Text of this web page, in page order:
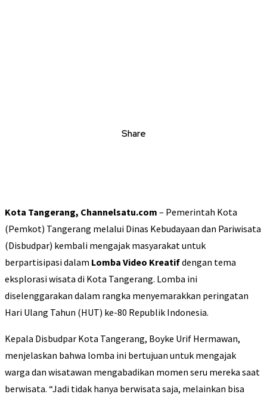
Share
Kota Tangerang, Channelsatu.com – Pemerintah Kota
(Pemkot) Tangerang melalui Dinas Kebudayaan dan Pariwisata
(Disbudpar) kembali mengajak masyarakat untuk
berpartisipasi dalam Lomba Video Kreatifdengan tema
eksplorasi wisata di Kota Tangerang. Lomba ini
diselenggarakan dalam rangka menyemarakkan peringatan
Hari Ulang Tahun (HUT) ke-80 Republik Indonesia.
Kepala Disbudpar Kota Tangerang, Boyke Urif Hermawan,
menjelaskan bahwa lomba ini bertujuan untuk mengajak
warga dan wisatawan mengabadikan momen seru mereka saat
berwisata. “Jadi tidak hanya berwisata saja, melainkan bisa